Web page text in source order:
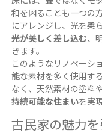
和を図ることも一つの
にアレンジし、光を柔
光が美しく差し込む、
きます。
このようなリノベーシ
能な素材を多く使用す
なく、天然素材の塗料
持続可能な住まいを実
古民家の魅力